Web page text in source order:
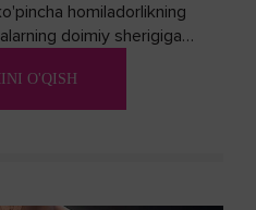
homiladorlikning
doimiy sherigiga
O'QISH